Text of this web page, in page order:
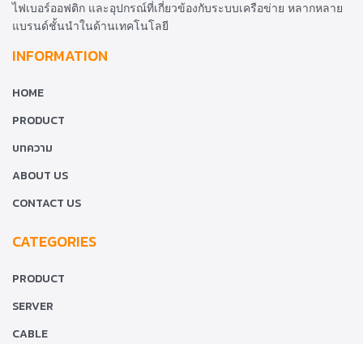
ไฟเบอร์ออฟติก และอุปกรณ์ที่เกี่ยวข้องกับระบบเครือข่าย หลากหลาย
แบรนด์ชั้นนำในด้านเทคโนโลยี
INFORMATION
HOME
PRODUCT
บทความ
ABOUT US
CONTACT US
CATEGORIES
PRODUCT
SERVER
CABLE